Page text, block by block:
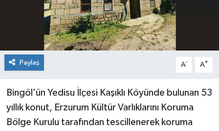
Paylaş A- A+
Bingöl'ün Yedisu İlçesi Kaşıklı Köyünde bulunan 53
yıllık konut, Erzurum Kültür Varlıklarını Koruma
Bölge Kurulu tarafından tescillenerek koruma
RESMİ İLANLAR
SAĞLIK
SİYASET
SOLHAN
SPOR